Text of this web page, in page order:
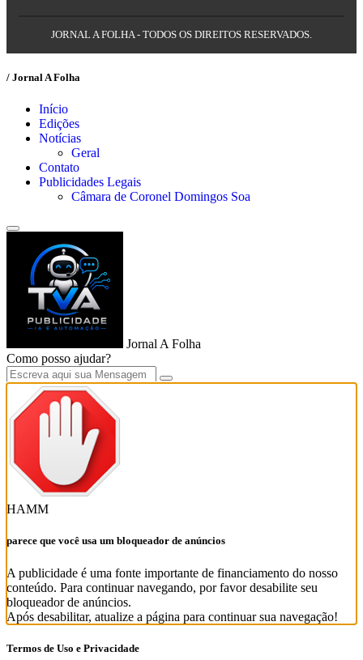
JORNAL A FOLHA - TODOS OS DIREITOS RESERVADOS.
/ Jornal A Folha
Início
Edições
Notícias
Geral
Contato
Publicidades Legais
Câmara de Coronel Domingos Soa
Jornal A Folha
Como posso ajudar?
HAMM
parece que você usa um bloqueador de anúncios
A publicidade é uma fonte importante de financiamento do nosso
conteúdo. Para continuar navegando, por favor desabilite seu
bloqueador de anúncios.
Após desabilitar, atualize a página para continuar sua navegação!
Termos de Uso e Privacidade